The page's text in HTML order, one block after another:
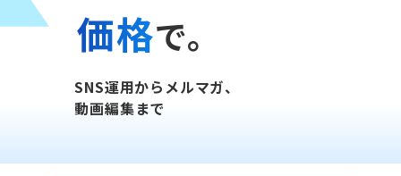
価格で。
SNS運用からメルマガ、
動画編集まで